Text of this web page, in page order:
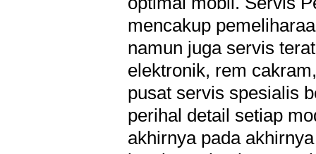
mencakup
namun juga servis
elektronik, rem
pusat servis spesialis
perihal detail setiap
akhirnya pada